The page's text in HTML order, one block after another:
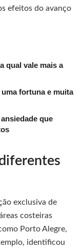
efeitos do avanço
qual vale mais a
fortuna e muita
que
exclusiva de
costeiras
Porto Alegre,
identificou